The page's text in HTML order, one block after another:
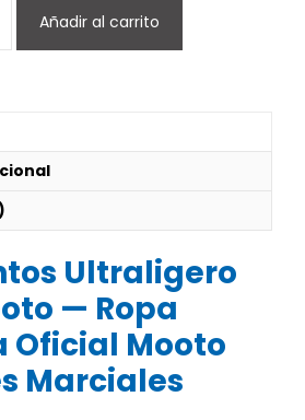
Cortavientos
Ultraligero
Añadir al carrito
Ultraligero
— Ropa
Oficial Mooto
Marciales